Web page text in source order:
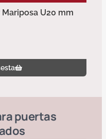
U20 mm
puertas